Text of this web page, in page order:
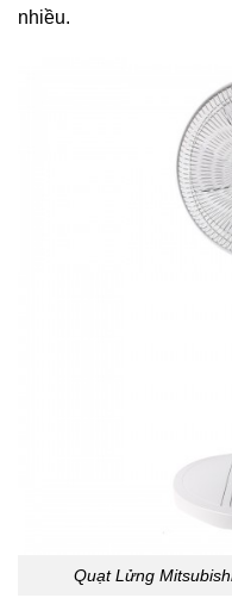
nhiều.
Quạt Lửng